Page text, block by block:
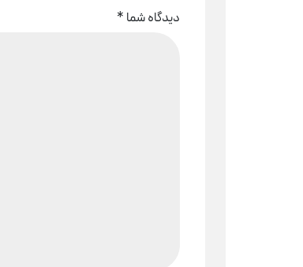
دیدگاه شما *